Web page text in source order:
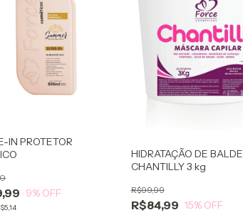
IN PROTETOR
9% OFF
HIDRATAÇÃO DE BALDE
CHANTILLY 3 kg
R$84,99
R$99,99
15% OFF